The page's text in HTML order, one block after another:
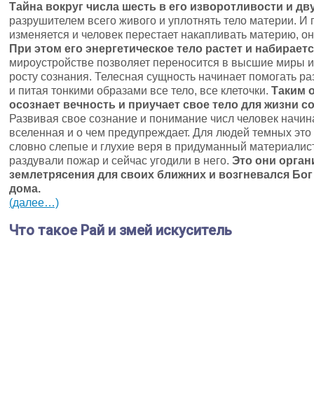
Тайна вокруг числа шесть в его изворотливости и
разрушителем всего живого и уплотнять тело материи. И
изменяется и человек перестает накапливать материю,
При этом его энергетическое тело растет и
мироустройстве позволяет переносится в высшие миры
росту сознания. Телесная сущность начинает помогать
и питая тонкими образами все тело, все клеточки. Таким
осознает вечность и приучает свое тело для жизни
Развивая свое сознание и понимание числ человек
вселенная и о чем предупреждает. Для людей темных
словно слепые и глухие веря в придуманный
раздували пожар и сейчас угодили в него. Это они
землетрясения для своих ближних и возгневался
дома.
(далее…)
Что такое Рай и змей искуситель